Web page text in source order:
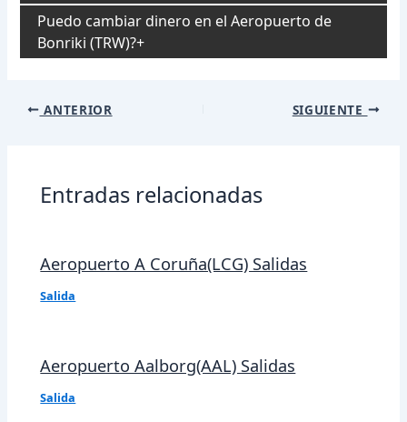
Puedo cambiar dinero en el Aeropuerto de
Bonriki (TRW)?
Navegación
ANTERIOR SIGUIENTE
Entradas relacionadas
Aeropuerto A Coruña(LCG) Salidas
Salida
Aeropuerto Aalborg(AAL) Salidas
Salida